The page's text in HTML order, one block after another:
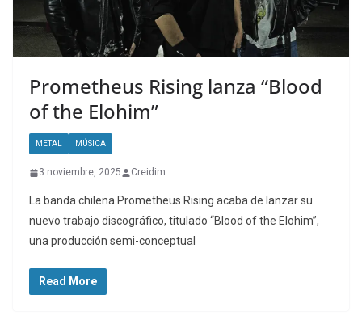
Prometheus Rising lanza “Blood
of the Elohim”
METAL MÚSICA
3 noviembre, 2025 Creidim
La banda chilena Prometheus Rising acaba de lanzar su
nuevo trabajo discográfico, titulado “Blood of the Elohim”,
una producción semi-conceptual
Read More